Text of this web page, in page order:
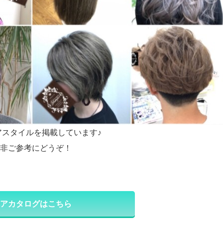
タイルを掲載しています♪
ご参考にどうぞ！
カタログはこちら